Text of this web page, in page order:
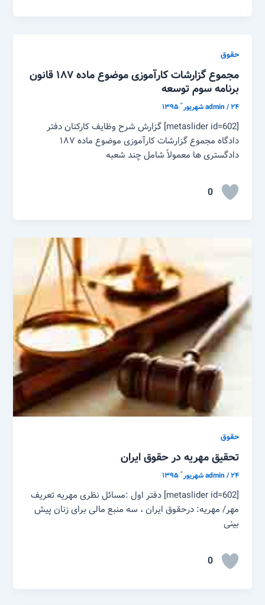
حقوق
مجموع گزارشات کارآموزی موضوع ماده ۱۸۷ قانون
برنامه سوم توسعه
admin/۲۴ شهریور ّ ۱۳۹۵
[metaslider id=602] گزارش شرح وظایف کارکنان دفتر
دادگاه مجموع گزارشات کارآموزی موضوع ماده ۱۸۷
دادگستری ها معمولاً شامل چند شعبه
0
حقوق
تحقیق مهریه در حقوق ایران
admin/۲۴ شهریور ّ ۱۳۹۵
[metaslider id=602] دفتر اول :مسائل نظری مهریه تعریف
مهر/ مهریه: درحقوق ایران ، سه منبع مالی برای زنان پیش
بینی
0